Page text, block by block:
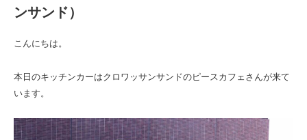
ンサンド）
こんにちは。
本日のキッチンカーはクロワッサンサンドのピースカフェさんが来て
います。